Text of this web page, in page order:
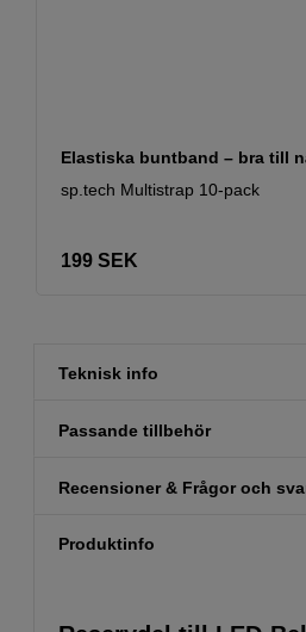
Elastiska buntband – bra till
sp.tech Multistrap 10-pack
199 SEK
Teknisk info
Passande tillbehör
Recensioner & Frågor och
Produktinfo